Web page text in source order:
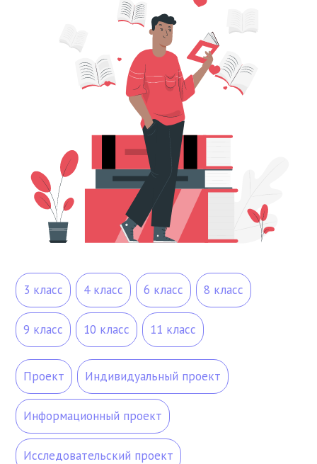
3 класс 4 класс 6 класс 8 класс
9 класс 10 класс 11 класс
Проект Индивидуальный проект
Информационный проект
Исследовательский проект